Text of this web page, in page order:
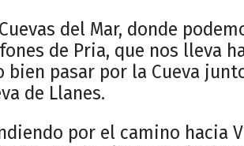
del Mar, donde
de Pria, que nos lleva
bien pasar por la Cueva
de Llanes.
por el camino hacia